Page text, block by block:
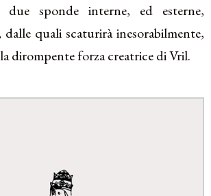
due sponde interne, ed esterne,
dalle quali scaturirà inesorabilmente,
dirompente forza creatrice di Vril.